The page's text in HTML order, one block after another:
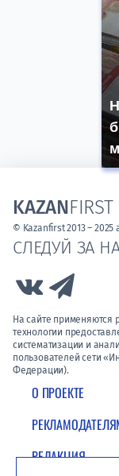
О ПРОЕКТЕ
РЕДАКЦИЯ
СЛЕДУЙ ЗА
Link to Vk
На сайте применяются
технологии
систематизации и
пользователей сети
Федерации).
KAZANFIRST
© Kazanfirst 2013 –